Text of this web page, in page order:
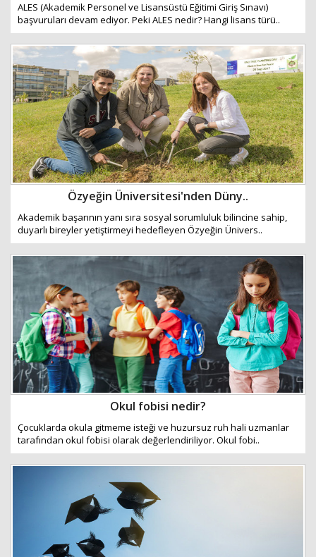
ALES (Akademik Personel ve Lisansüstü Eğitimi Giriş Sınavı)
başvuruları devam ediyor. Peki ALES nedir? Hangi lisans türü..
Özyeğin Üniversitesi'nden Düny..
Akademik başarının yanı sıra sosyal sorumluluk bilincine sahip,
duyarlı bireyler yetiştirmeyi hedefleyen Özyeğin Ünivers..
Okul fobisi nedir?
Çocuklarda okula gitmeme isteği ve huzursuz ruh hali uzmanlar
tarafından okul fobisi olarak değerlendiriliyor. Okul fobi..